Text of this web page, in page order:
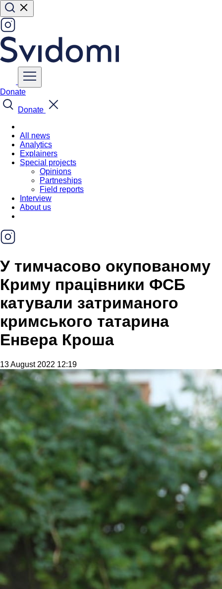
Donate
Donate
All news
Analytics
Explainers
Special projects
Opinions
Partneships
Field reports
Interview
About us
У тимчасово окупованому
Криму працівники ФСБ
катували затриманого
кримського татарина
Енвера Кроша
13 August 2022 12:19